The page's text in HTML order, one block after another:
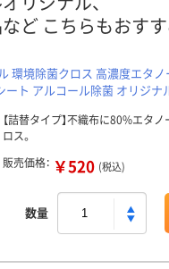
ど こちらもおす
環境除菌クロス 高濃度エタ
ート アルコール除菌 オリジナ
【詰替タイプ】不織布に80%エタ
ロス。
販売価格： ￥520 (税込)
数量